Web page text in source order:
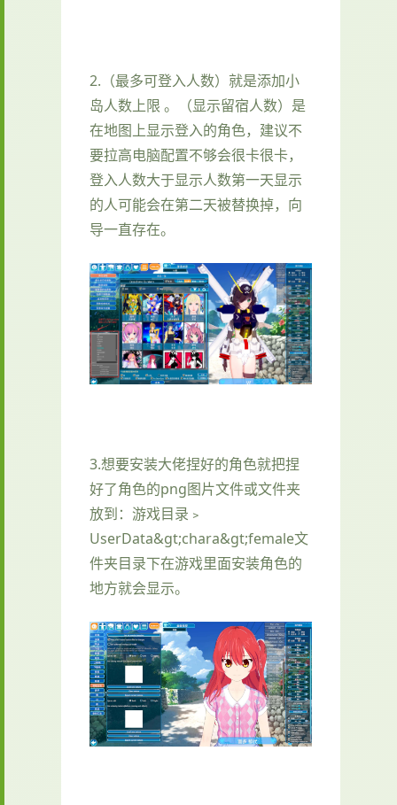
2.（最多可登入人数）就是添加小
岛人数上限 。（显示留宿人数）是
在地图上显示登入的角色，建议不
要拉高电脑配置不够会很卡很卡，
登入人数大于显示人数第一天显示
的人可能会在第二天被替换掉，向
导一直存在。
3.想要安装大佬捏好的角色就把捏
好了角色的png图片文件或文件夹
放到：游戏目录﹥
UserData&gt;chara&gt;female文
件夹目录下在游戏里面安装角色的
地方就会显示。